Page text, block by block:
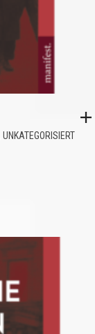
UNKATEGORISIERT